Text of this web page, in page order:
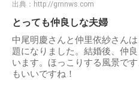
出典： http://grnnws.com
とっても仲良しな夫婦
中尾明慶さんと仲里依紗さん
題になりました。結婚後、仲
います。ほっこりする風景で
もいいですね！